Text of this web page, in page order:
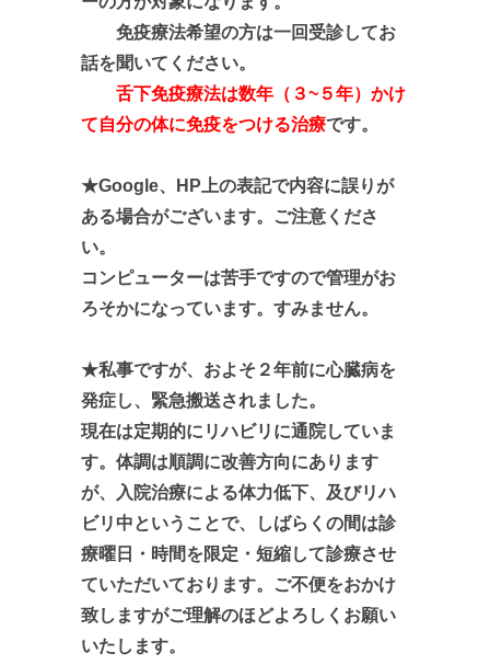
免疫療法希望の方は一回受診してお
話を聞いてください。
舌下免疫療法は数年（３~５年）かけ
て自分の体に免疫をつける治療です。
★Google、HP上の表記で内容に誤りが
ある場合がございます。ご注意くださ
い。
コンピューターは苦手ですので管理がお
ろそかになっています。すみません。
★私事ですが、およそ２年前に心臓病を
発症し、緊急搬送されました。
現在は定期的にリハビリに通院していま
す。体調は順調に改善方向にあります
が、入院治療による体力低下、及びリハ
ビリ中ということで、しばらくの間は診
療曜日・時間を限定・短縮して診療させ
ていただいております。ご不便をおかけ
致しますがご理解のほどよろしくお願い
いたします。